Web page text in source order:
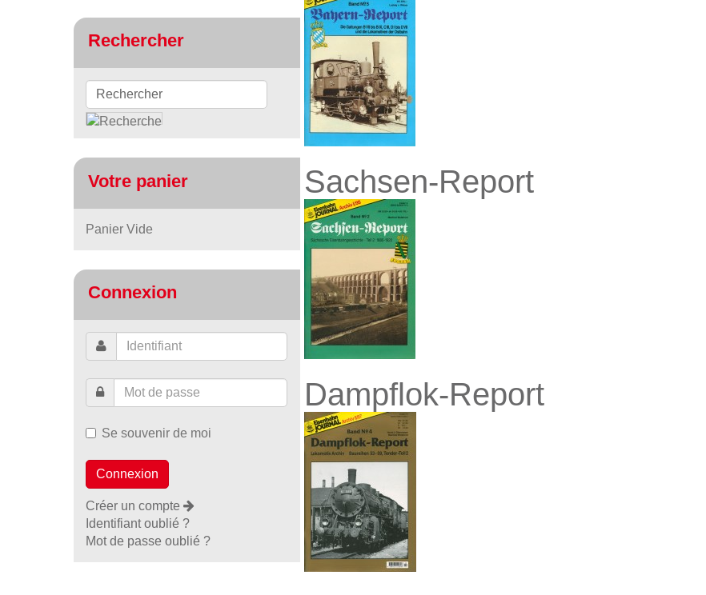
Sachsen-Report
Dampflok-Report
Rechercher
Votre panier
Panier Vide
Connexion
Se souvenir de moi
Créer un compte
Identifiant oublié ?
Mot de passe oublié ?